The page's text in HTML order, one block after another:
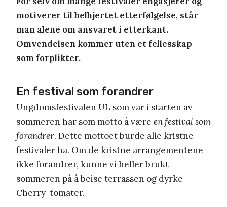
motiverer til helhjertet etterfølgelse, står
man alene om ansvaret i etterkant.
Omvendelsen kommer uten et fellesskap
som forplikter.
En festival som forandrer
Ungdomsfestivalen UL som var i starten av
sommeren har som motto å være en festival som
forandrer. Dette mottoet burde alle kristne
festivaler ha. Om de kristne arrangementene
ikke forandrer, kunne vi heller brukt
sommeren på å beise terrassen og dyrke
Cherry-tomater.